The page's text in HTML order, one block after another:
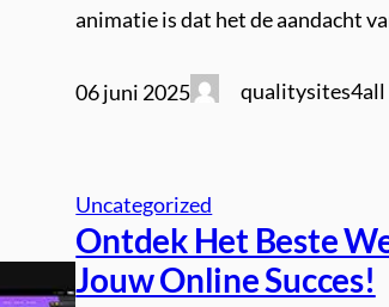
animatie is dat het de aandacht
06 juni 2025 qualitysites4all
Uncategorized
Ontdek Het Beste
Jouw Online Succes!